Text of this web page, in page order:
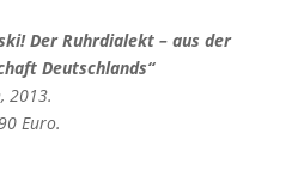
Der Ruhrdialekt – aus der
Deutschlands“
2013.
Euro.